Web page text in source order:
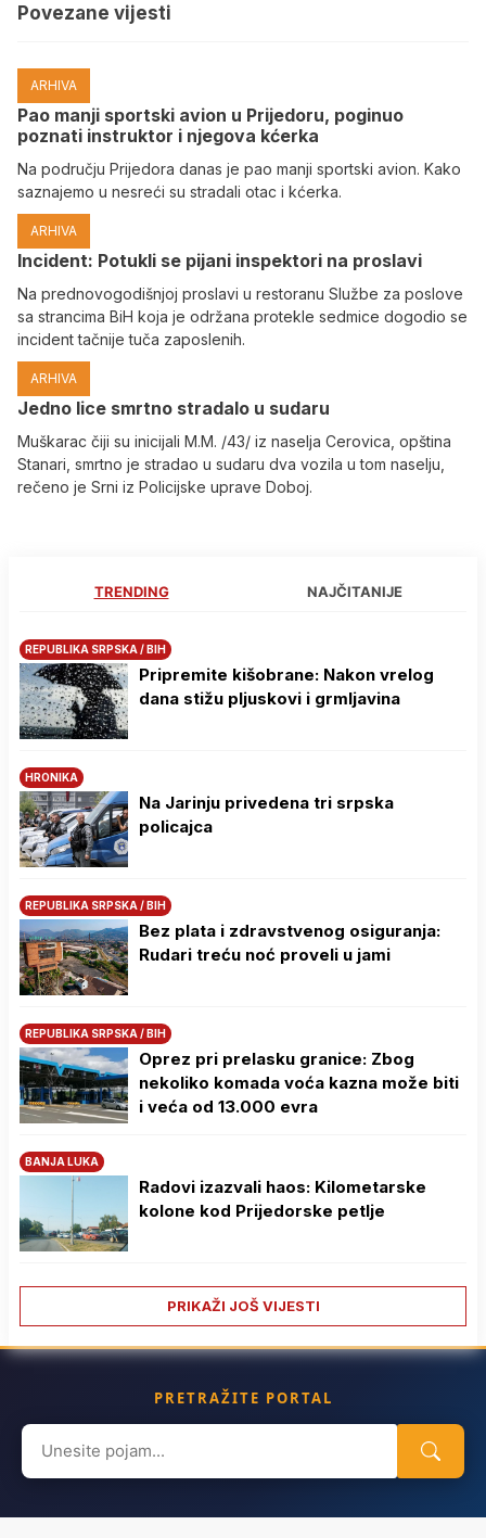
Povezane vijesti
ARHIVA
Pao manji sportski avion u Prijedoru, poginuo
poznati instruktor i njegova kćerka
Na području Prijedora danas je pao manji sportski avion. Kako
saznajemo u nesreći su stradali otac i kćerka.
ARHIVA
Incident: Potukli se pijani inspektori na proslavi
Na prednovogodišnjoj proslavi u restoranu Službe za poslove
sa strancima BiH koja je održana protekle sedmice dogodio se
incident tačnije tuča zaposlenih.
ARHIVA
Јedno lice smrtno stradalo u sudaru
Muškarac čiji su inicijali M.M. /43/ iz naselja Cerovica, opština
Stanari, smrtno je stradao u sudaru dva vozila u tom naselju,
rečeno je Srni iz Policijske uprave Doboj.
TRENDING NAJČITANIJE
REPUBLIKA SRPSKA / BIH
Pripremite kišobrane: Nakon vrelog
dana stižu pljuskovi i grmljavina
HRONIKA
Na Јarinju privedena tri srpska
policajca
REPUBLIKA SRPSKA / BIH
Bez plata i zdravstvenog osiguranja:
Rudari treću noć proveli u jami
REPUBLIKA SRPSKA / BIH
Oprez pri prelasku granice: Zbog
nekoliko komada voća kazna može biti
i veća od 13.000 evra
BANJA LUKA
Radovi izazvali haos: Kilometarske
kolone kod Prijedorske petlje
PRIKAŽI JOŠ VIJESTI
PRETRAŽITE PORTAL
Search
for: